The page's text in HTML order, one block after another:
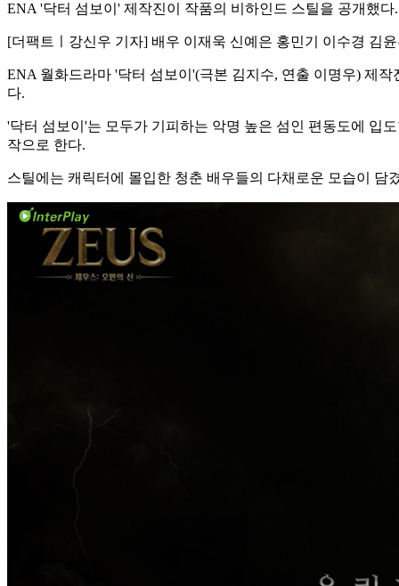
ENA '닥터 섬보이' 제작진이 작품의 비하인드 스틸을 공개했다
[더팩트ㅣ강신우 기자] 배우 이재욱 신예은 홍민기 이수경 김
ENA 월화드라마 '닥터 섬보이'(극본 김지수, 연출 이명우) 제
다.
'닥터 섬보이'는 모두가 기피하는 악명 높은 섬인 편동도에 입
작으로 한다.
스틸에는 캐릭터에 몰입한 청춘 배우들의 다채로운 모습이 담